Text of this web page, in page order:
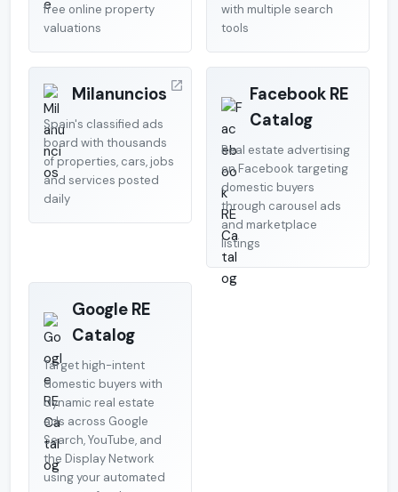
free online property
valuations
with multiple search
tools
Milanuncios
Spain's classified ads
board with thousands
of properties, cars, jobs
and services posted
daily
Facebook RE
Catalog
Real estate advertising
on Facebook targeting
domestic buyers
through carousel ads
and marketplace
listings
Google RE
Catalog
Target high-intent
domestic buyers with
dynamic real estate
ads across Google
Search, YouTube, and
the Display Network
using your automated